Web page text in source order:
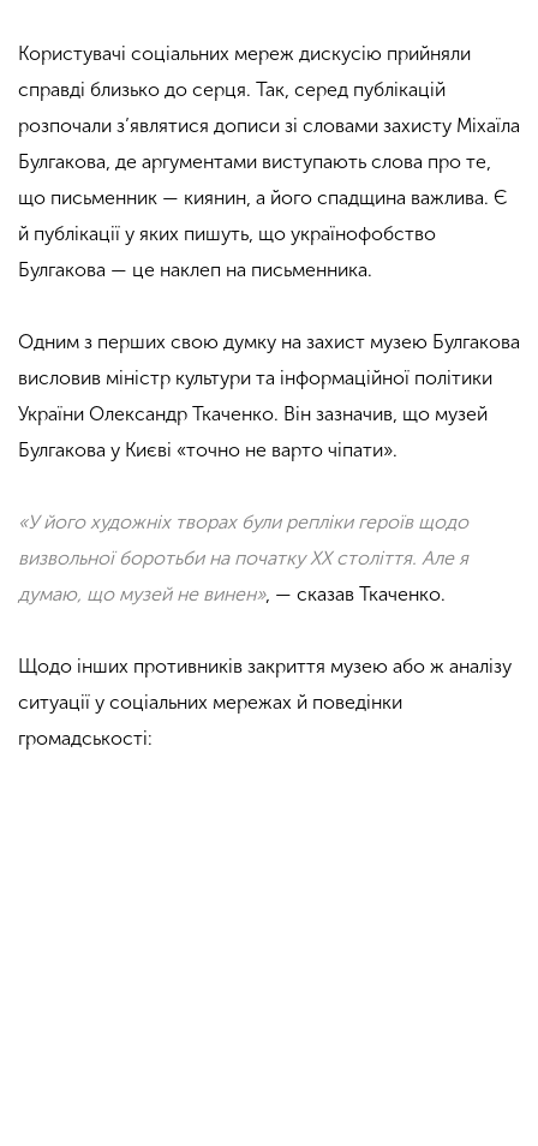
Користувачі соціальних мереж дискусію прийняли
справді близько до серця. Так, серед публікацій
розпочали з’являтися дописи зі словами захисту Міхаїла
Булгакова, де аргументами виступають слова про те,
що письменник — киянин, а його спадщина важлива. Є
й публікації у яких пишуть, що українофобство
Булгакова — це наклеп на письменника.
Одним з перших свою думку на захист музею Булгакова
висловив міністр культури та інформаційної політики
України Олександр Ткаченко. Він зазначив, що музей
Булгакова у Києві «точно не варто чіпати».
«У його художніх творах були репліки героїв щодо
визвольної боротьби на початку ХХ століття. Але я
думаю, що музей не винен», — сказав Ткаченко.
Щодо інших противників закриття музею або ж аналізу
ситуації у соціальних мережах й поведінки
громадськості: